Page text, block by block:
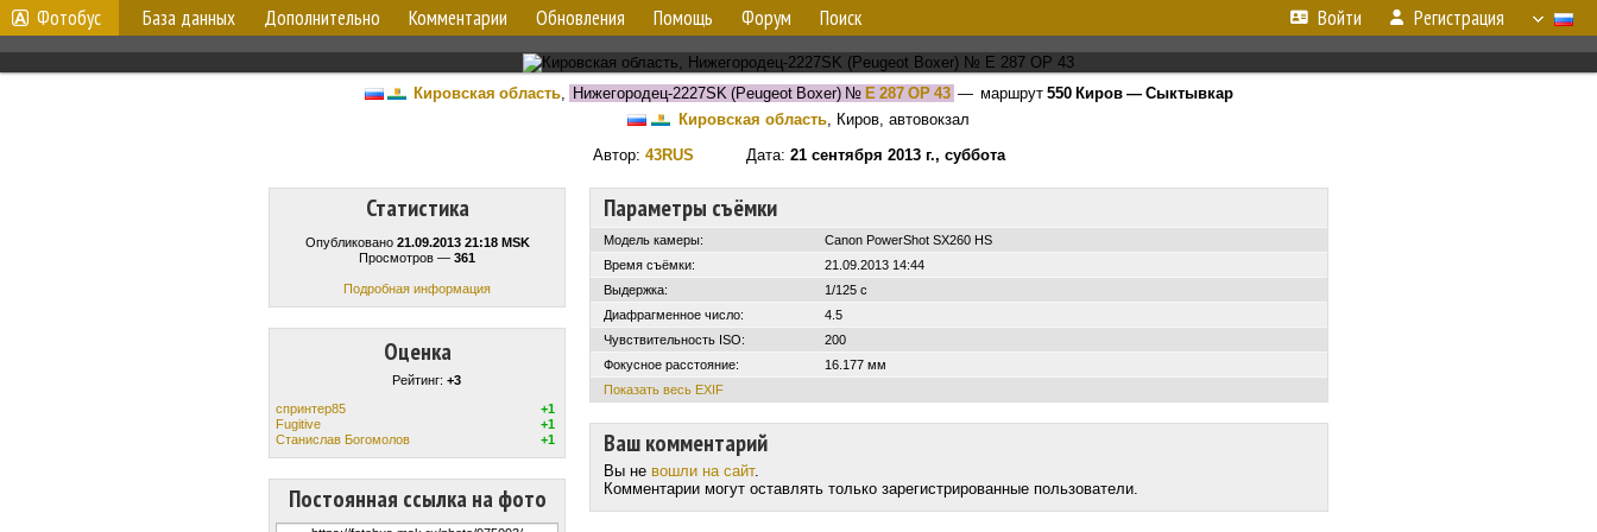
Фотобус База данных Дополнительно Комментарии Обновления Помощь Форум Поиск Войти Регистрация
Кировская область, Нижегородец-2227SK (Peugeot Boxer)№ Е 287 ОР 43 — маршрут 550 Киров — Сыктывкар
Кировская область, Киров, автовокзал
Автор: 43RUS Дата: 21 сентября 2013 г., суббота
Статистика
Опубликовано 21.09.2013 21:18 MSK
Просмотров — 361
Подробная информация
Оценка
Рейтинг: +3
спринтер85
+1
Fugitive
+1
Станислав Богомолов
+1
Постоянная ссылка на фото
Параметры съёмки
Модель камеры:
Canon PowerShot SX260 HS
Время съёмки:
21.09.2013 14:44
Выдержка:
1/125 с
Диафрагменное число:
4.5
Чувствительность ISO:
200
Фокусное расстояние:
16.177 мм
Показать весь EXIF
Ваш комментарий
Вы не вошли на сайт.
Комментарии могут оставлять только зарегистрированные пользователи.